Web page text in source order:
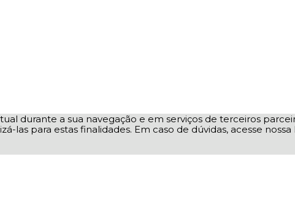
durante a sua navegação e em serviços de terceiros
las para estas finalidades. Em caso de dúvidas, acesse nossa